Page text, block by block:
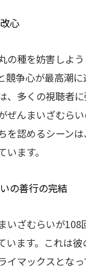
心
の種を妨害しよ
競争心が最高潮
、多くの視聴者
ぜんまいざむら
を認めるシーン
ます。
の善行の完結
いざむらいが108
ます。 これは
イマックスとなっ